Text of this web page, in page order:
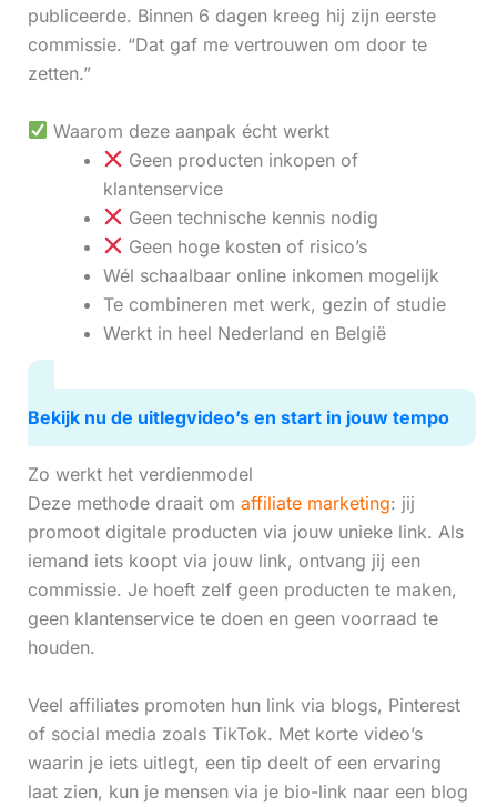
publiceerde. Binnen 6 dagen kreeg hij zijn eerste
commissie. “Dat gaf me vertrouwen om door te
zetten.”
Waarom deze aanpak écht werkt
Geen producten inkopen of
klantenservice
Geen technische kennis nodig
Geen hoge kosten of risico’s
Wél schaalbaar online inkomen mogelijk
Te combineren met werk, gezin of studie
Werkt in heel Nederland en België
Bekijk nu de uitlegvideo’s en start in jouw tempo
Zo werkt het verdienmodel
Deze methode draait om affiliate marketing: jij
promoot digitale producten via jouw unieke link. Als
iemand iets koopt via jouw link, ontvang jij een
commissie. Je hoeft zelf geen producten te maken,
geen klantenservice te doen en geen voorraad te
houden.
Veel affiliates promoten hun link via blogs, Pinterest
of social media zoals TikTok. Met korte video’s
waarin je iets uitlegt, een tip deelt of een ervaring
laat zien, kun je mensen via je bio-link naar een blog